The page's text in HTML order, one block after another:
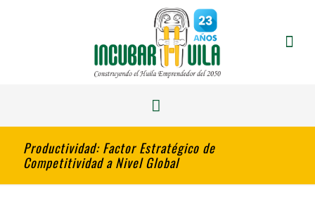
Productividad: Factor Estratégico de
Competitividad a Nivel Global